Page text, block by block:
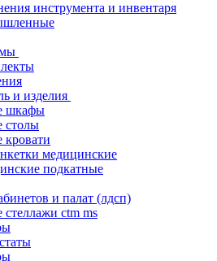
инструмента и инвентаря
и изделия
шкафы
столы
медицинские
подкатные
и палат (лдсп)
ctm ms